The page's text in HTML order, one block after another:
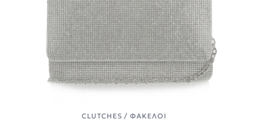
CLUTCHES / ΦΆΚΕΛΟΙ